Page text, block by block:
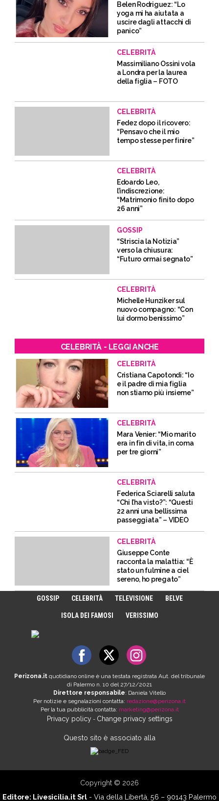
Belen Rodriguez: “Lo
yoga mi ha aiutata a
uscire dagli attacchi di
panico”
CELEBRITÀ
Massimiliano Ossini vola
a Londra per la laurea
della figlia – FOTO
CELEBRITÀ
Fedez dopo il ricovero:
“Pensavo che il mio
tempo stesse per finire”
CELEBRITÀ
Edoardo Leo,
l’indiscrezione:
“Matrimonio finito dopo
26 anni”
GOSSIP
“Striscia la Notizia”
verso la chiusura:
“Futuro ormai segnato”
CELEBRITÀ
Michelle Hunziker sul
nuovo compagno: “Con
lui dormo benissimo”
CELEBRITÀ - LEGGI ANCHE
CELEBRITÀ
Cristiana Capotondi: “Io
e il padre di mia figlia
non stiamo più insieme”
CELEBRITÀ
Mara Venier: “Mio marito
era in fin di vita, in coma
per tre giorni”
CELEBRITÀ
Federica Sciarelli saluta
“Chi l’ha visto?”: “Questi
22 anni una bellissima
passeggiata” – VIDEO
CELEBRITÀ
Giuseppe Conte
racconta la malattia: “È
stato un fulmine a ciel
sereno, ho pregato”
GOSSIP CELEBRITÀ TELEVISIONE BELVE
ISOLA DEI FAMOSI VERISSIMO
Perizona.it quotidiano online è una testata registrata Aut. del tribunale
di Palermo n. 10 del 27/12/2021
Direttore responsabile: Daniela Vitello
Per notizie e segnalazioni contatta: redazione@perizona.it
Per la tua pubblicità contatta: marketing@perizona.it
Privacy policy- Change privacy settings
Questo sito è associato alla
Copyright © 2026
Editore: Livesicilia.it Srl - Via della Libertà, 56 – 90143 Palermo